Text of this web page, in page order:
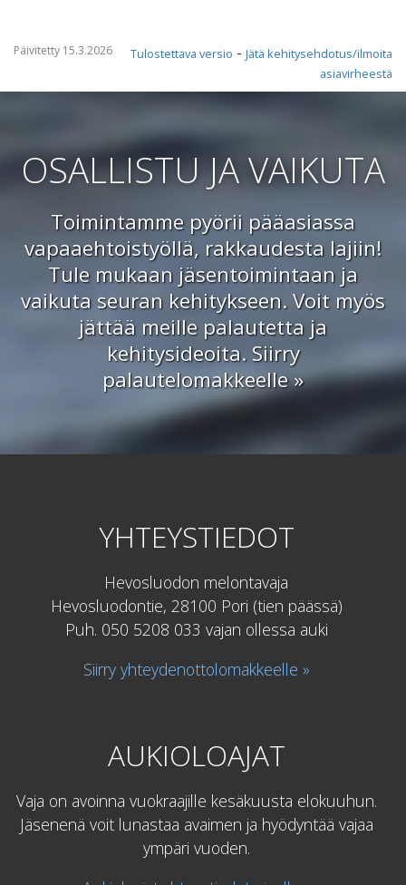
Päivitetty 15.3.2026 Tulostettava versio - Jätä kehitysehdotus/ilmoita
asiavirheestä
OSALLISTU JA VAIKUTA
Toimintamme pyörii pääasiassa
vapaaehtoistyöllä, rakkaudesta lajiin!
Tule mukaan jäsentoimintaan ja
vaikuta seuran kehitykseen. Voit myös
jättää meille palautetta ja
kehitysideoita. Siirry
palautelomakkeelle »
YHTEYSTIEDOT
Hevosluodon melontavaja
Hevosluodontie, 28100 Pori (tien päässä)
Puh. 050 5208 033 vajan ollessa auki
Siirry yhteydenottolomakkeelle »
AUKIOLOAJAT
Vaja on avoinna vuokraajille kesäkuusta elokuuhun.
Jäsenenä voit lunastaa avaimen ja hyödyntää vajaa
ympäri vuoden.